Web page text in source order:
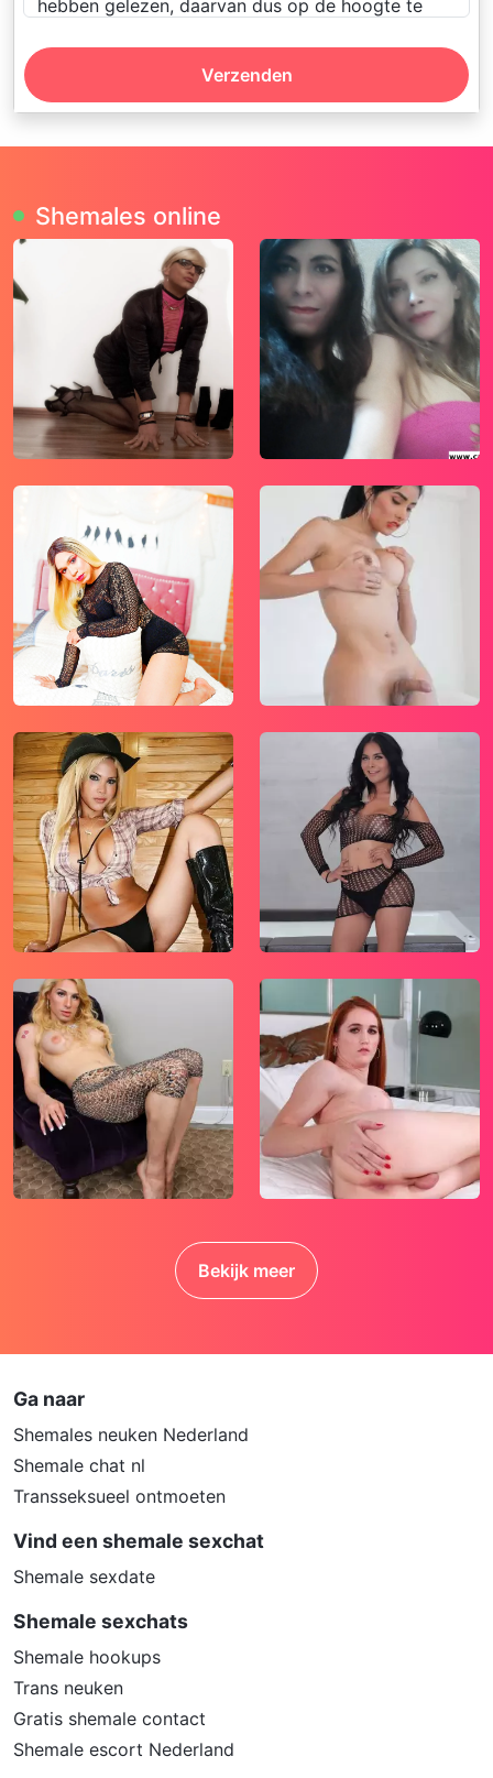
hebben gelezen, daarvan dus op de hoogte te
Deze website is uitsluitend bestemd voor
je nog geen 18 jaar, verlaat deze website dan
onmiddellijk.
Wees erop bedacht dat deze website
expliciet seksuele en erotische content, zoals
foto’s en tekstberichten bevat. Deze zijn niet
bestemd voor jouw eventueel minderjarige
kinderen.
gebruikt functionele, analytische cookies,
social media cookies en vergelijkbare
technieken, zoals Google Webmaster Tools,
Google Analytics, Alexa Certify, Yandex,
Hotjar, Histats en Statcounter die
automatisch gegevens kunnen verzamelen
wanneer je de website bezoekt. De gegevens
verkregen uit de cookies, worden gedeeld
met derden die de programmatuur daarvoor
beschikbaar stellen teneinde het voor
mogelijk te maken.
Wees voorzichtig bij het praten met
vreemden via deze website. Je weet immers
nooit of ze goede of verkeerde bedoelingen
hebben. Gebruik dan ook nooit jouw
achternaam, e-mailadres, huis- of werkadres,
telefoonnummer of andere naar jou
herleidbare gegevens op deze website.
Zet iemand jou onder druk op deze website,
gegevens te verstrekken? Stop dan meteen
met het communiceren met deze persoon.
Let er ook op dat mensen in staat zijn op een
listige manier dergelijke gegevens van je te
verkrijgen. Communiceer daarom altijd
oplettend en voorzichtig via deze website.
Voorkom dat jouw minderjarige kinderen met
erotische of anderszins voor minderjarigen
komen. Daarvoor enkele tips:
Installeer programma’s voor ouderlijk
zodanig dat toegang tot specifieke
geblokkeerd. Vaak blokkeren deze
programma’s standaard al een groot
aantal websites waarvan algemeen
verondersteld wordt dat deze ongeschikt
zijn voor minderjarigen. Door middel van
updates kunnen daar steeds nieuwe
websites aan worden toegevoegd.
Neem contact op met jouw
die het mogelijk maken dat bepaalde
informatie van internet wordt gefilterd.
Verzenden
Shemales online
Bekijk meer
Ga naar
Shemales neuken Nederland
Shemale chat nl
Transseksueel ontmoeten
Vind een shemale sexchat
Shemale sexdate
Shemale sexchats
Shemale hookups
Trans neuken
Gratis shemale contact
Shemale escort Nederland